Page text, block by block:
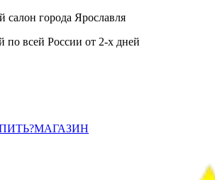
города Ярославля
по всей России от 2-х дней
МАГАЗИН